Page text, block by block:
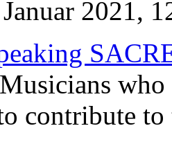
2021,
contribute to